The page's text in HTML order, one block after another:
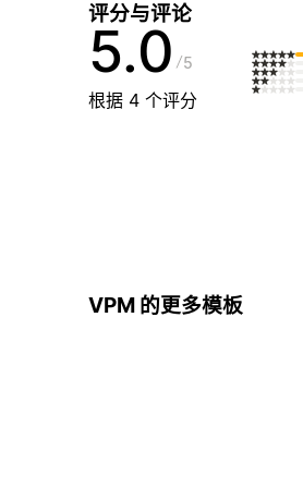
评分与评论
5.0 5
根据 4 个评分
VPM 的更多模板